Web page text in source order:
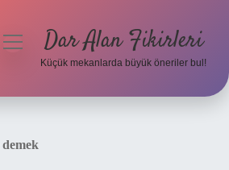
menüyüDar Alan Fikirleri
Küçük mekanlarda büyük öneriler bul!